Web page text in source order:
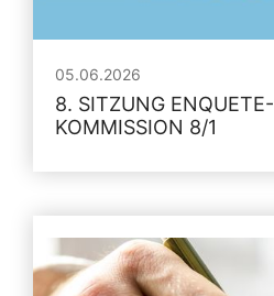
05.06.2026
8. SITZUNG ENQUETE-
KOMMISSION 8/1